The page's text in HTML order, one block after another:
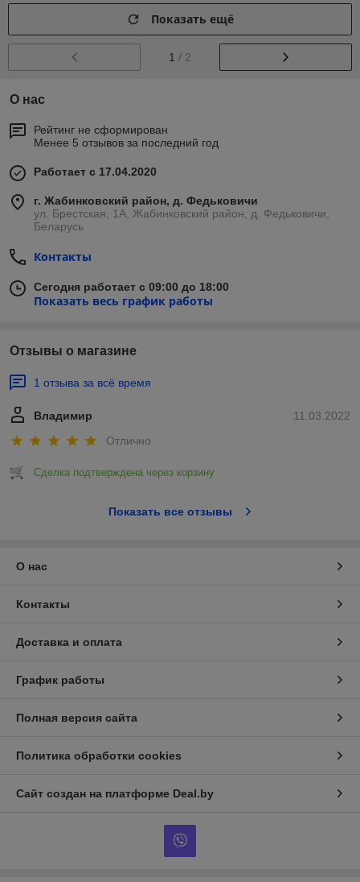
Показать ещё
1 / 2
О нас
Рейтинг не сформирован
Менее 5 отзывов за последний год
Работает с 17.04.2020
г. Жабинковский район, д. Федьковичи
ул. Брестская, 1А, Жабинковский район, д. Федьковичи,
Беларусь
Контакты
Сегодня работает с 09:00 до 18:00
Показать весь график работы
Отзывы о магазине
1 отзыва за всё время
11.03.2022
Владимир
Отлично
Сделка подтверждена через корзину
Показать все отзывы
О нас
Контакты
Доставка и оплата
График работы
Полная версия сайта
Политика обработки cookies
Сайт создан на платформе Deal.by